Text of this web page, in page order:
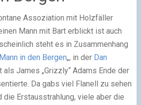
Assoziation mit Holzfäller
Mann mit Bart erblickt ist auch
steht es in Zusammenhang
in den Bergen„, in der Dan
als James „Grizzly“ Adams Ende der
Da gabs viel Flanell zu sehen
die Erstausstrahlung, viele aber die